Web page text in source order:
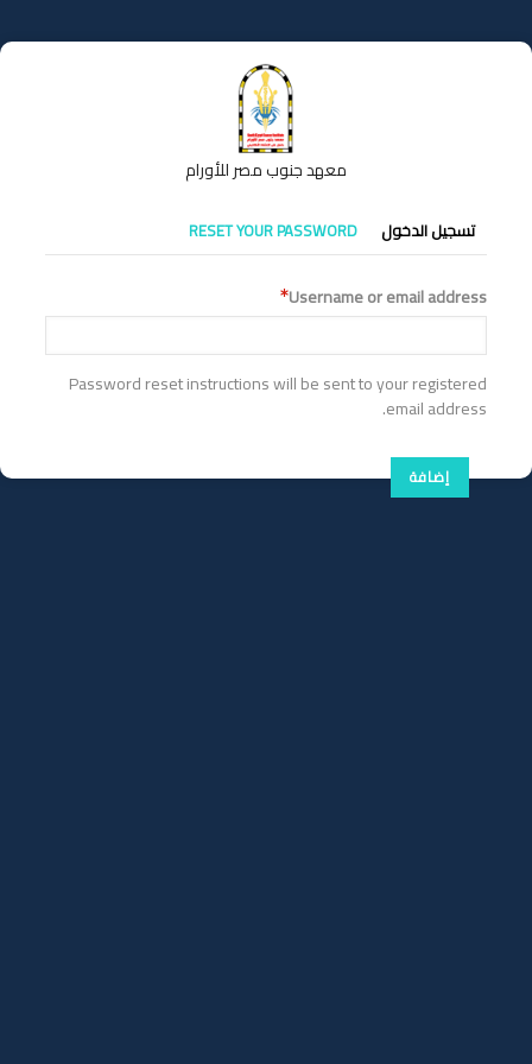
إلى
المحتوى
معهد جنوب مصر للأورام
التبويبات
الأساسية
تسجيل الدخول RESET YOUR PASSWORD
Username or email address
Password reset instructions will be sent to your registered
email address.